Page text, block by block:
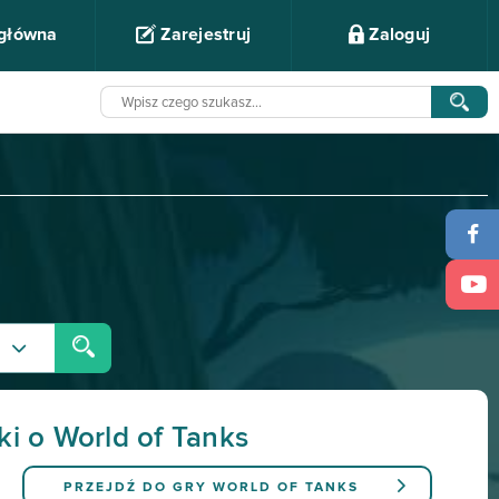
Zarejestruj Zaloguj
o World of Tanks
PRZEJDŹ DO GRY WORLD OF TANKS